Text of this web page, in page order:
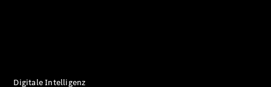
Digitale Intelligenz